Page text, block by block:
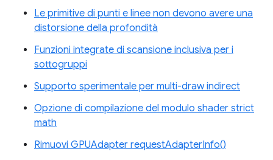
Le primitive di punti e linee non devono avere una
distorsione della profondità
Funzioni integrate di scansione inclusiva per i
sottogruppi
Supporto sperimentale per multi-draw indirect
Opzione di compilazione del modulo shader strict
math
Rimuovi GPUAdapter requestAdapterInfo()